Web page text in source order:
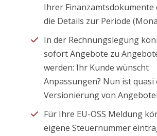
Ihrer
die Details zur Periode
In der Rechnungslegung
sofort Angebote zu
werden: Ihr Kunde wünscht
Anpassungen? Nun ist quasi
Versionierung von
Für Ihre EU-OSS Meldung
eigene Steuernummer